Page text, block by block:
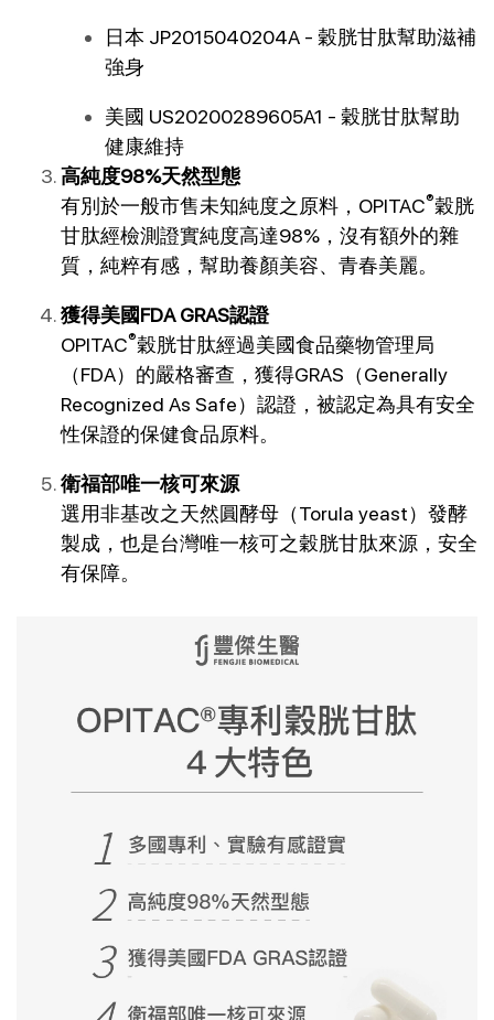
日本 JP2015040204A - 穀胱甘肽幫助滋補
強身
美國 US20200289605A1 - 穀胱甘肽幫助
健康維持
高純度98%天然型態
有別於一般市售未知純度之原料，OPITAC®穀胱
甘肽經檢測證實純度高達98%，沒有額外的雜
質，純粹有感，幫助養顏美容、青春美麗。
獲得美國FDA GRAS認證
OPITAC®穀胱甘肽經過美國食品藥物管理局
（FDA）的嚴格審查，獲得GRAS（Generally
Recognized As Safe）認證，被認定為具有安全
性保證的保健食品原料。
衛福部唯一核可來源
選用非基改之天然圓酵母（Torula yeast）發酵
製成，也是台灣唯一核可之穀胱甘肽來源，安全
有保障。